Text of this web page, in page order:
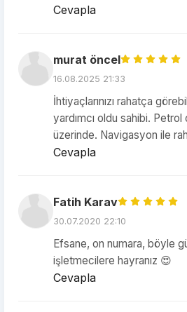
Cevapla
murat öncel
16.08.2025 21:33
İhtiyaçlarınızı rahatça
yardımcı oldu sahibi.
üzerinde. Navigasyon ile
Cevapla
Fatih Karav
30.07.2020 22:10
Efsane, on numara, böyle
işletmecilere hayranız 😍
Cevapla